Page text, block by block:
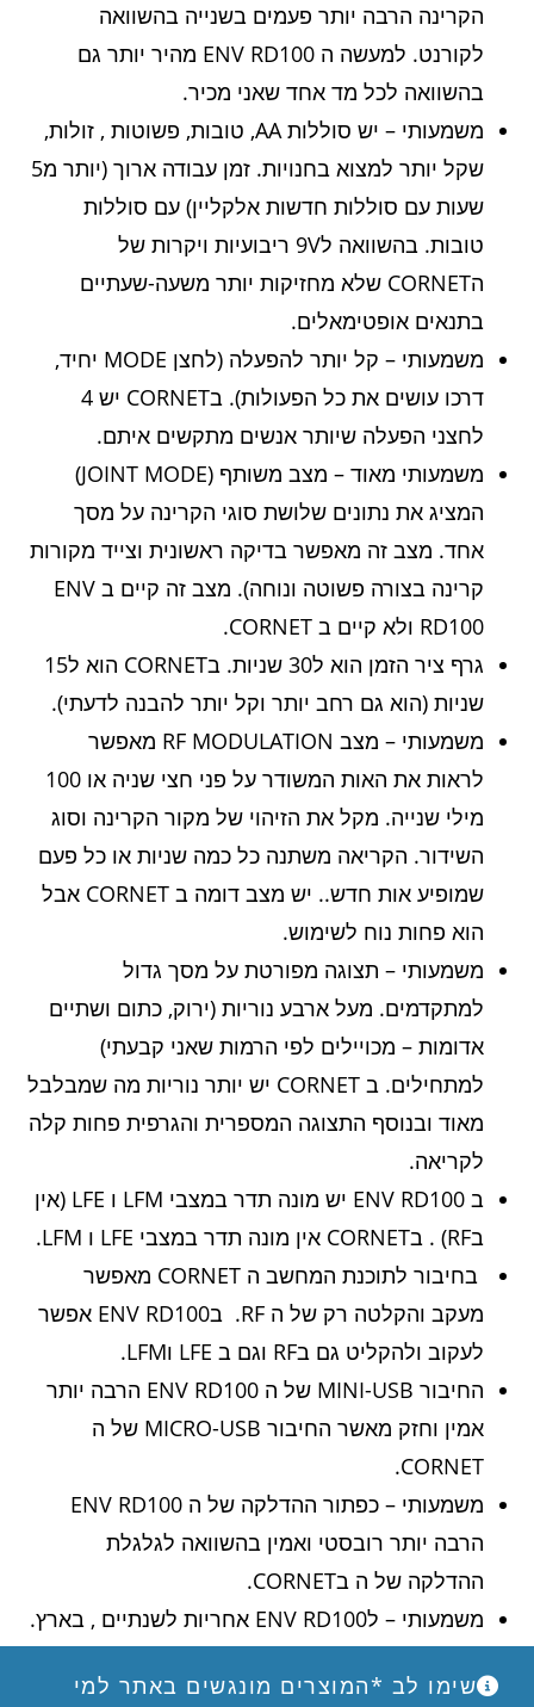
שימו לב *המוצרים מונגשים באתר למי
הקרינה הרבה יותר פעמים בשנייה בהשוואה
לקורנט. למעשה ה ENV RD100 מהיר יותר גם
בהשוואה לכל מד אחד שאני מכיר.
משמעותי – יש סוללות AA, טובות, פשוטות , זולות,
שקל יותר למצוא בחנויות. זמן עבודה ארוך (יותר מ5
שעות עם סוללות חדשות אלקליין) עם סוללות
טובות. בהשוואה ל9V ריבועיות ויקרות של
הCORNET שלא מחזיקות יותר משעה-שעתיים
בתנאים אופטימאלים.
משמעותי – קל יותר להפעלה (לחצן MODE יחיד,
דרכו עושים את כל הפעולות). בCORNET יש 4
לחצני הפעלה שיותר אנשים מתקשים איתם.
משמעותי מאוד – מצב משותף (JOINT MODE)
המציג את נתונים שלושת סוגי הקרינה על מסך
אחד. מצב זה מאפשר בדיקה ראשונית וצייד מקורות
קרינה בצורה פשוטה ונוחה). מצב זה קיים ב ENV
RD100 ולא קיים ב CORNET.
גרף ציר הזמן הוא ל30 שניות. בCORNET הוא ל15
שניות (הוא גם רחב יותר וקל יותר להבנה לדעתי).
משמעותי – מצב RF MODULATION מאפשר
לראות את האות המשודר על פני חצי שניה או 100
מילי שנייה. מקל את הזיהוי של מקור הקרינה וסוג
השידור. הקריאה משתנה כל כמה שניות או כל פעם
שמופיע אות חדש.. יש מצב דומה ב CORNET אבל
הוא פחות נוח לשימוש.
משמעותי – תצוגה מפורטת על מסך גדול
למתקדמים. מעל ארבע נוריות (ירוק, כתום ושתיים
אדומות – מכויילים לפי הרמות שאני קבעתי)
למתחילים. ב CORNET יש יותר נוריות מה שמבלבל
מאוד ובנוסף התצוגה המספרית והגרפית פחות קלה
לקריאה.
ב ENV RD100 יש מונה תדר במצבי LFM ו LFE (אין
בRF) . בCORNET אין מונה תדר במצבי LFE ו LFM.
בחיבור לתוכנת המחשב ה CORNET מאפשר
מעקב והקלטה רק של ה RF. בENV RD100 אפשר
לעקוב ולהקליט גם בRF וגם ב LFE וLFM.
החיבור MINI-USB של ה ENV RD100 הרבה יותר
אמין וחזק מאשר החיבור MICRO-USB של ה
CORNET.
משמעותי – כפתור ההדלקה של ה ENV RD100
הרבה יותר רובסטי ואמין בהשוואה לגלגלת
ההדלקה של ה בCORNET.
משמעותי – לENV RD100 אחריות לשנתיים , בארץ.